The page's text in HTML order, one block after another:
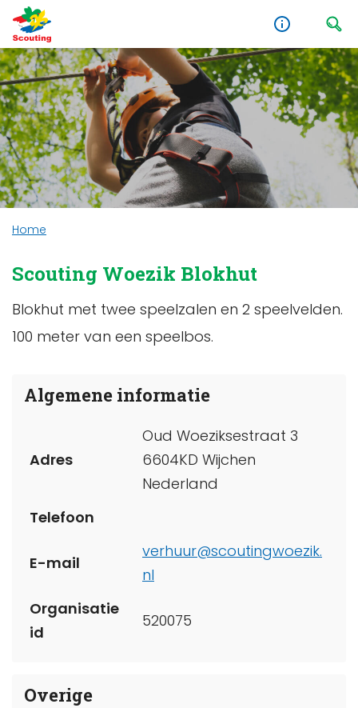
Home
Scouting Woezik Blokhut
Blokhut met twee speelzalen en 2 speelvelden.
100 meter van een speelbos.
Algemene informatie
Adres
Oud Woeziksestraat 3
6604KD Wijchen
Nederland
Telefoon
E-mail
verhuur@scoutingwoezik.
nl
Organisatie
id
520075
Overige